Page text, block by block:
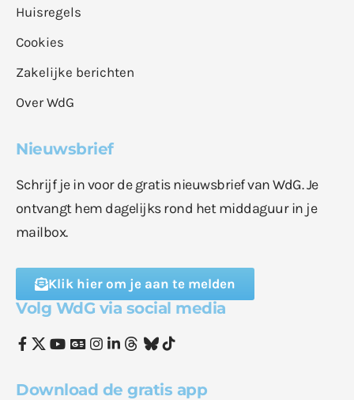
Huisregels
Cookies
Zakelijke berichten
Over WdG
Nieuwsbrief
Schrijf je in voor de gratis nieuwsbrief van WdG. Je
ontvangt hem dagelijks rond het middaguur in je
mailbox.
Klik hier om je aan te melden
Volg WdG via social media
Download de gratis app